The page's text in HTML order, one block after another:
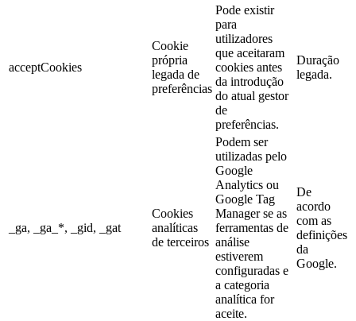
acceptCookies
Cookie
própria
legada de
preferências
Pode existir
para
utilizadores
que aceitaram
cookies antes
da introdução
do atual gestor
de
preferências.
Duração
legada.
_ga, _ga_*, _gid, _gat
Cookies
analíticas
de terceiros
Podem ser
utilizadas pelo
Google
Analytics ou
Google Tag
Manager se as
ferramentas de
análise
estiverem
configuradas e
a categoria
analítica for
aceite.
De
acordo
com as
definições
da
Google.